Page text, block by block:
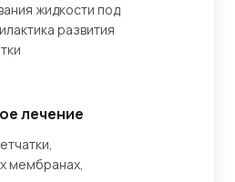
лечение
мембранах,
жидкости под
развития